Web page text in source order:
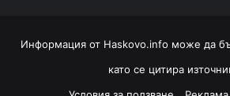
Информация от Haskovo.info може да
като се цитира